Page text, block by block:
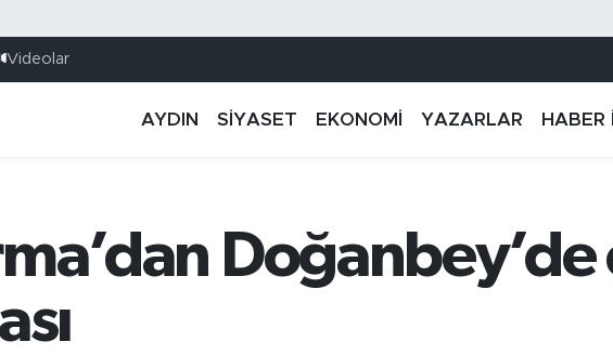
Videolar
AYDIN SİYASET EKONOMİ YAZARLAR HABER